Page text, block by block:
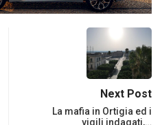
Next Post
La mafia in Ortigia ed i
vigili indagati,…